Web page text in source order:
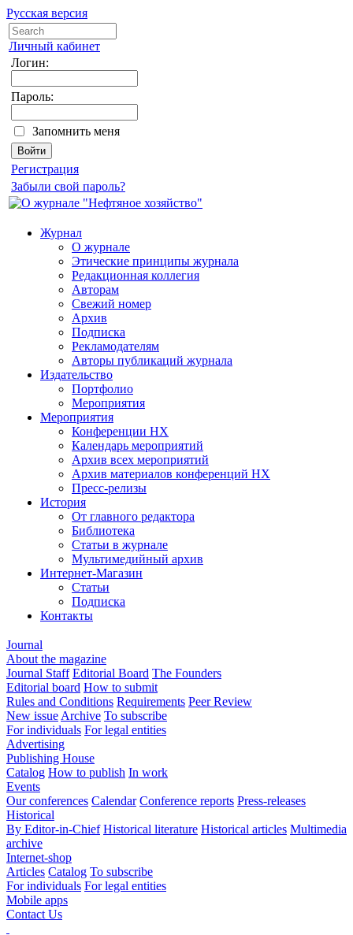
Русская версия
Личный кабинет
Логин:
Пароль:
Запомнить меня
Регистрация
Забыли свой пароль?
Журнал
О журнале
Этические принципы журнала
Редакционная коллегия
Авторам
Свежий номер
Архив
Подписка
Рекламодателям
Авторы публикаций журнала
Издательство
Портфолио
Мероприятия
Мероприятия
Конференции НХ
Календарь мероприятий
Архив всех мероприятий
Архив материалов конференций НХ
Пресс-релизы
История
От главного редактора
Библиотека
Статьи в журнале
Мультимедийный архив
Интернет-Магазин
Статьи
Подписка
Контакты
Journal
About the magazine
Journal Staff Editorial Board The Founders
Editorial board How to submit
Rules and Conditions Requirements Peer Review
New issue Archive To subscribe
For individuals For legal entities
Advertising
Publishing House
Catalog How to publish In work
Events
Our conferences Calendar Conference reports Press-releases
Historical
By Editor-in-Chief Historical literature Historical articles Multimedia
archive
Internet-shop
Articles Catalog To subscribe
For individuals For legal entities
Mobile apps
Contact Us